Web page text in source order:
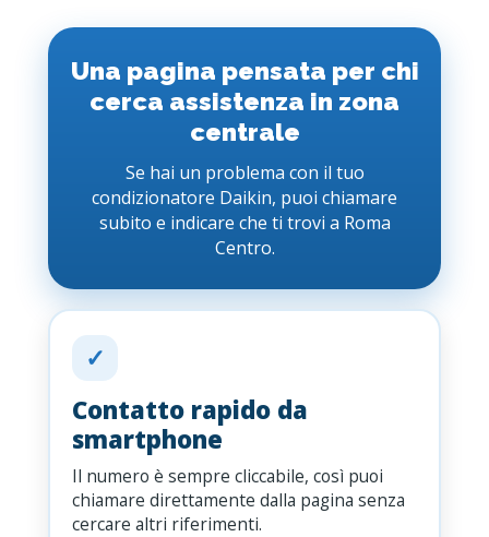
Una pagina pensata per chi
cerca assistenza in zona
centrale
Se hai un problema con il tuo
condizionatore Daikin, puoi chiamare
subito e indicare che ti trovi a Roma
Centro.
✓
Contatto rapido da
smartphone
Il numero è sempre cliccabile, così puoi
chiamare direttamente dalla pagina senza
cercare altri riferimenti.